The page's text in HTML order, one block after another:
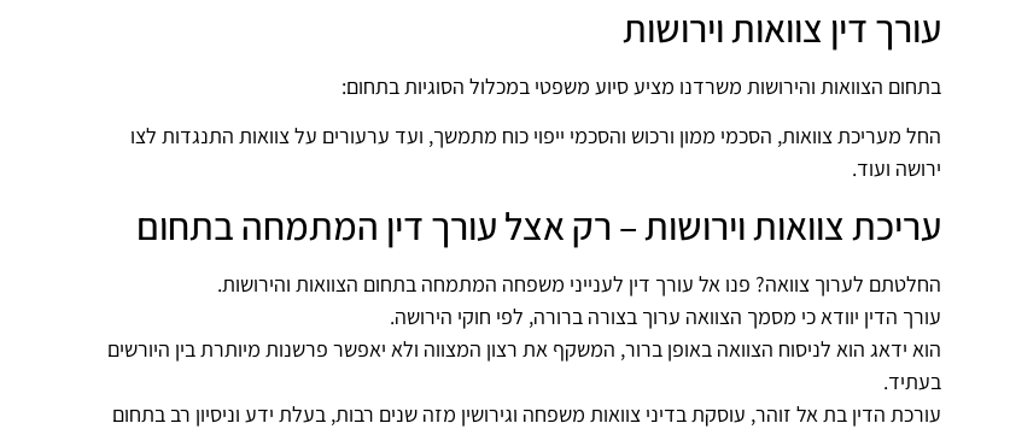
עורך דין צוואות וירושות
בתחום הצוואות והירושות משרדנו מציע סיוע משפטי במכלול הסוגיות בתחום:
החל מעריכת צוואות, הסכמי ממון ורכוש והסכמי ייפוי כוח מתמשך, ועד ערעורים על צוואות התנגדות לצו
ירושה ועוד.
עריכת צוואות וירושות – רק אצל עורך דין המתמחה בתחום
החלטתם לערוך צוואה? פנו אל עורך דין לענייני משפחה המתמחה בתחום הצוואות והירושות.
עורך הדין יוודא כי מסמך הצוואה ערוך בצורה ברורה, לפי חוקי הירושה.
הוא ידאג הוא לניסוח הצוואה באופן ברור, המשקף את רצון המצווה ולא יאפשר פרשנות מיותרת בין היורשים
בעתיד.
עורכת הדין בת אל זוהר, עוסקת בדיני צוואות משפחה וגירושין מזה שנים רבות, בעלת ידע וניסיון רב בתחום